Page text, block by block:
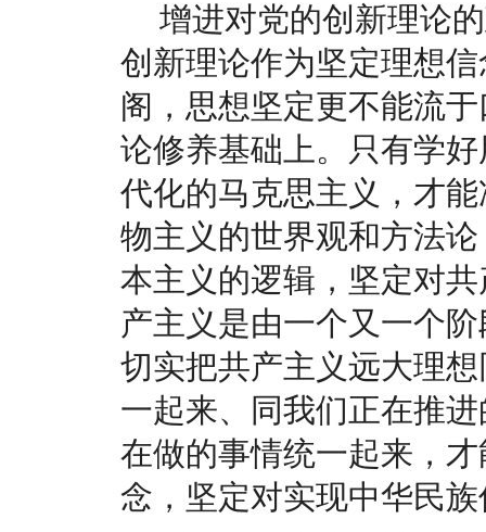
增进对党的创新理论
创新理论作为坚定理想
阁，思想坚定更不能流
论修养基础上。只有学
代化的马克思主义，才
物主义的世界观和方法
本主义的逻辑，坚定对
产主义是由一个又一个
切实把共产主义远大理
一起来、同我们正在推
在做的事情统一起来，
念，坚定对实现中华民